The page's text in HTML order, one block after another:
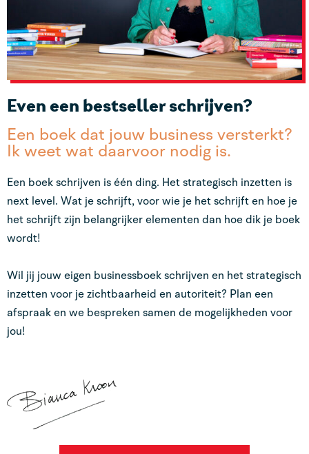
Even een bestseller schrijven?
Een boek dat jouw business versterkt?
Ik weet wat daarvoor nodig is.
Een boek schrijven is één ding. Het strategisch inzetten is
next level. Wat je schrijft, voor wie je het schrijft en hoe je
het schrijft zijn belangrijker elementen dan hoe dik je boek
wordt!
Wil jij jouw eigen businessboek schrijven en het strategisch
inzetten voor je zichtbaarheid en autoriteit? Plan een
afspraak en we bespreken samen de mogelijkheden voor
jou!